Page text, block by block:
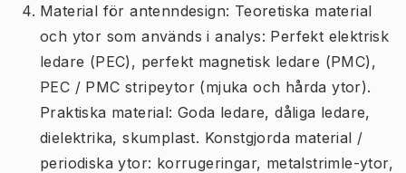
Material för antenndesign: Teoretiska material
och ytor som används i analys: Perfekt elektrisk
ledare (PEC), perfekt magnetisk ledare (PMC),
PEC / PMC stripeytor (mjuka och hårda ytor).
Praktiska material: Goda ledare, dåliga ledare,
dielektrika, skumplast. Konstgjorda material /
periodiska ytor: korrugeringar, metalstrimle-ytor,